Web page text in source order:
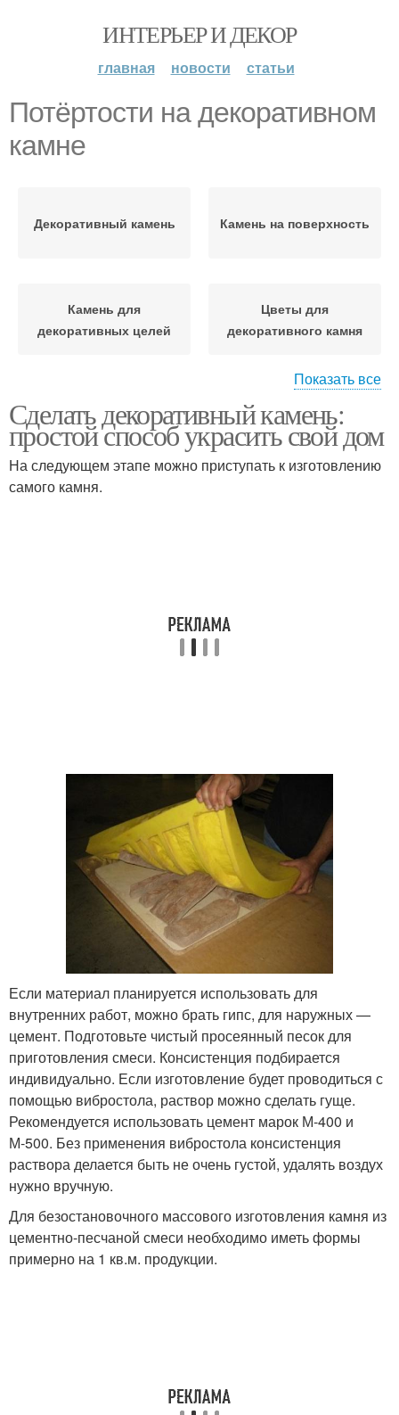
ИНТЕРЬЕР И ДЕКОР
главная новости статьи
Потёртости на декоративном
камне
Декоративный камень Камень на поверхность
Камень для
декоративных целей
Цветы для
декоративного камня
Камень на долгие годы Искусственный камень
Показать все
Сделать декоративный камень:
простой способ украсить свой дом
На следующем этапе можно приступать к изготовлению
самого камня.
Если материал планируется использовать для
внутренних работ, можно брать гипс, для наружных —
цемент. Подготовьте чистый просеянный песок для
приготовления смеси. Консистенция подбирается
индивидуально. Если изготовление будет проводиться с
помощью вибростола, раствор можно сделать гуще.
Рекомендуется использовать цемент марок М-400 и
М-500. Без применения вибростола консистенция
раствора делается быть не очень густой, удалять воздух
нужно вручную.
Для безостановочного массового изготовления камня из
цементно-песчаной смеси необходимо иметь формы
примерно на 1 кв.м. продукции.